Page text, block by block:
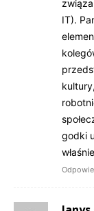
IT).
godki